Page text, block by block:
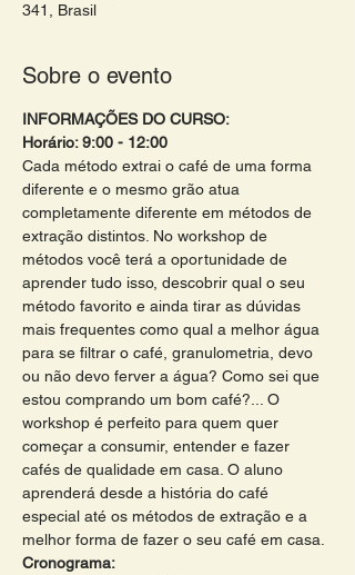
341, Brasil
Sobre o evento
INFORMAÇÕES DO CURSO:
Horário: 9:00 - 12:00
Cada método extrai o café de uma forma
diferente e o mesmo grão atua
completamente diferente em métodos de
extração distintos. No workshop de
métodos você terá a oportunidade de
aprender tudo isso, descobrir qual o seu
método favorito e ainda tirar as dúvidas
mais frequentes como qual a melhor água
para se filtrar o café, granulometria, devo
ou não devo ferver a água? Como sei que
estou comprando um bom café?... O
workshop é perfeito para quem quer
começar a consumir, entender e fazer
cafés de qualidade em casa. O aluno
aprenderá desde a história do café
especial até os métodos de extração e a
melhor forma de fazer o seu café em casa.
Cronograma: